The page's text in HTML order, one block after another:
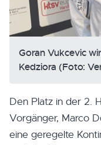
Goran Vukcevic
Kedziora (Foto:
Den Platz in der 2.
Vorgänger, Marco
eine geregelte